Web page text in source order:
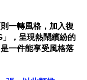
一轉風格，加入復
，呈現熱鬧繽紛的
一件能享受風格落